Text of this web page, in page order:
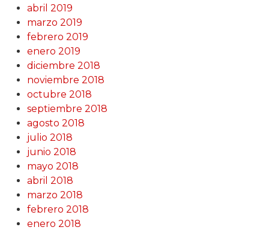
abril 2019
marzo 2019
febrero 2019
enero 2019
diciembre 2018
noviembre 2018
octubre 2018
septiembre 2018
agosto 2018
julio 2018
junio 2018
mayo 2018
abril 2018
marzo 2018
febrero 2018
enero 2018